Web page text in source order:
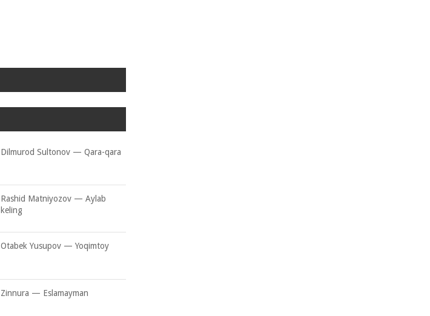
Dilmurod Sultonov — Qara-qara
Rashid Matniyozov — Aylab
keling
Otabek Yusupov — Yoqimtoy
Zinnura — Eslamayman